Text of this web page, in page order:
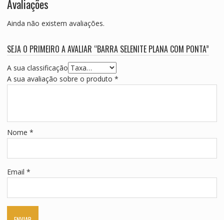
Avaliações
Ainda não existem avaliações.
SEJA O PRIMEIRO A AVALIAR “BARRA SELENITE PLANA COM PONTA”
A sua classificação
A sua avaliação sobre o produto *
Nome *
Email *